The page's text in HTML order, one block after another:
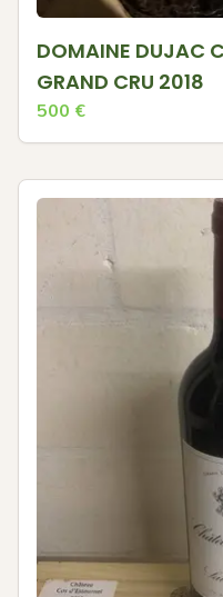
DOMAINE DUJAC
GRAND CRU 2018
500 €